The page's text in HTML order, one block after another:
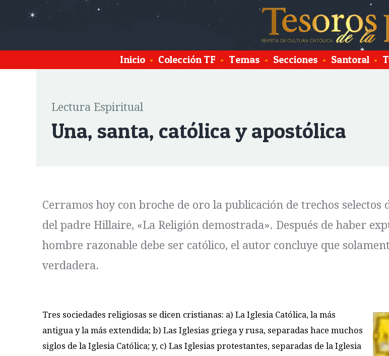
Inicio • Colección TF • Temas • Secciones • Santoral •
Lectura Espiritual
Una, santa, católica y apostólica
Cerramos hoy con broche de oro la publicación de trechos
del padre Hillaire, «La Religión demostrada». Después de haber
hombre razonable debe ser católico, el autor concluye que
verdadera.
Tres sociedades religiosas se dicen cristianas: a) La Iglesia Católica, la más
antigua y la más extendida; b) Las Iglesias griega y rusa, separadas hace muchos
siglos de la Iglesia Católica; y, c) Las Iglesias protestantes, separadas de la Iglesia